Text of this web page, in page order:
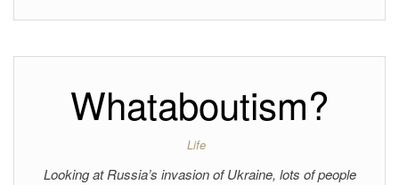
Whataboutism?
Life
Looking at Russia’s invasion of Ukraine, lots of people